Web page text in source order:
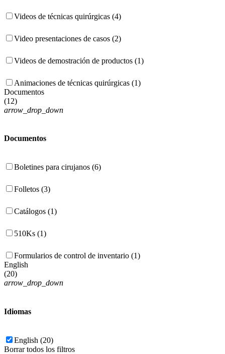
Videos de técnicas quirúrgicas (4)
Video presentaciones de casos (2)
Videos de demostración de productos (1)
Animaciones de técnicas quirúrgicas (1)
Documentos
(12)
arrow_drop_down
Documentos
Boletines para cirujanos (6)
Folletos (3)
Catálogos (1)
510Ks (1)
Formularios de control de inventario (1)
English
(20)
arrow_drop_down
Idiomas
English (20)
Borrar todos los filtros